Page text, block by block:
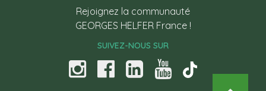
Rejoignez la communauté
GEORGES HELFER France !
SUIVEZ-NOUS SUR